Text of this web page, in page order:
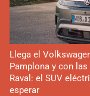
Llega el
Pamplona y con
Raval: el SUV
esperar